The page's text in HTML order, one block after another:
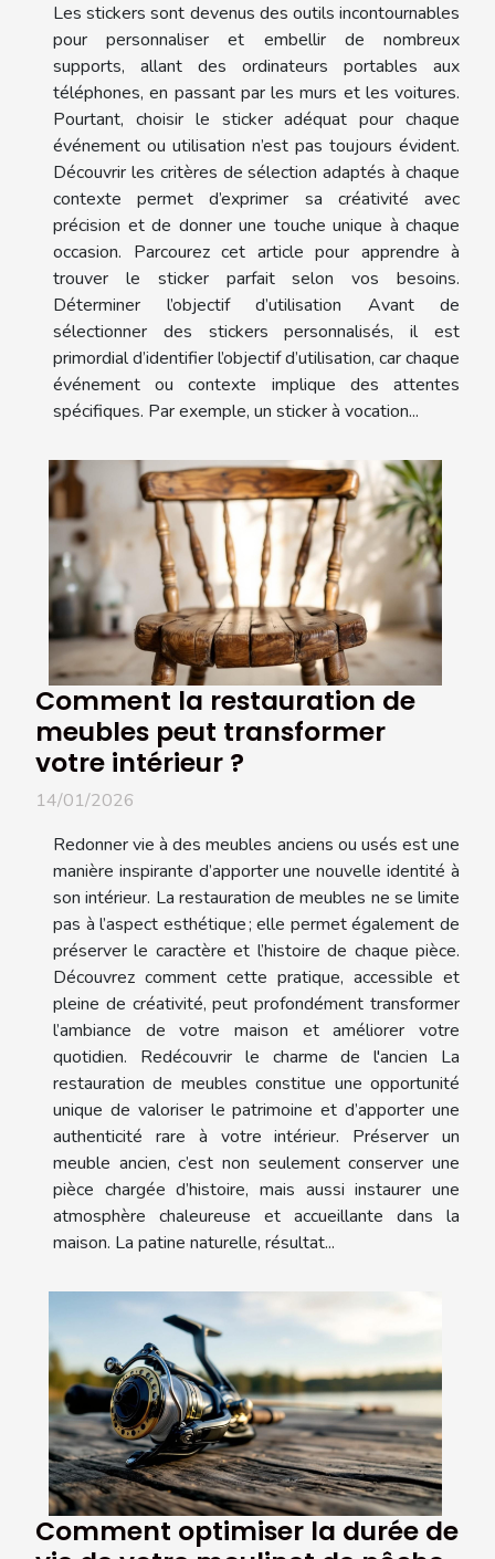
Les stickers sont devenus des outils incontournables
pour personnaliser et embellir de nombreux
supports, allant des ordinateurs portables aux
téléphones, en passant par les murs et les voitures.
Pourtant, choisir le sticker adéquat pour chaque
événement ou utilisation n’est pas toujours évident.
Découvrir les critères de sélection adaptés à chaque
contexte permet d’exprimer sa créativité avec
précision et de donner une touche unique à chaque
occasion. Parcourez cet article pour apprendre à
trouver le sticker parfait selon vos besoins.
Déterminer l’objectif d’utilisation Avant de
sélectionner des stickers personnalisés, il est
primordial d’identifier l’objectif d’utilisation, car chaque
événement ou contexte implique des attentes
spécifiques. Par exemple, un sticker à vocation...
Comment la restauration de
meubles peut transformer
votre intérieur ?
14/01/2026
Redonner vie à des meubles anciens ou usés est une
manière inspirante d’apporter une nouvelle identité à
son intérieur. La restauration de meubles ne se limite
pas à l’aspect esthétique ; elle permet également de
préserver le caractère et l’histoire de chaque pièce.
Découvrez comment cette pratique, accessible et
pleine de créativité, peut profondément transformer
l’ambiance de votre maison et améliorer votre
quotidien. Redécouvrir le charme de l'ancien La
restauration de meubles constitue une opportunité
unique de valoriser le patrimoine et d’apporter une
authenticité rare à votre intérieur. Préserver un
meuble ancien, c’est non seulement conserver une
pièce chargée d’histoire, mais aussi instaurer une
atmosphère chaleureuse et accueillante dans la
maison. La patine naturelle, résultat...
Comment optimiser la durée de